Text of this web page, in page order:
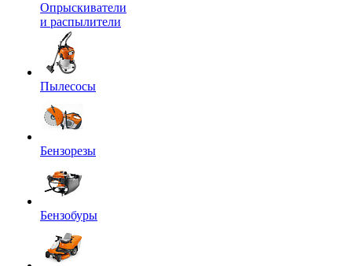
Опрыскиватели
и распылители
Пылесосы
Бензорезы
Бензобуры